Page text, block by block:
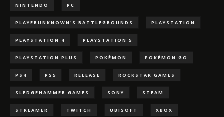
NINTENDO PC
PLAYERUNKNOWN'S BATTLEGROUNDS PLAYSTATION
PLAYSTATION 4 PLAYSTATION 5
PLAYSTATION PLUS POKÈMON POKÉMON GO
PS4 PS5 RELEASE ROCKSTAR GAMES
SLEDGEHAMMER GAMES SONY STEAM
STREAMER TWITCH UBISOFT XBOX